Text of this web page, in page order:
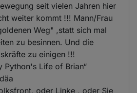
seit vielen Jahren hier
weiter kommt !!! Mann/Frau
Weg" ,statt sich mal
zu besinnen. Und die
zu einigen !!!
Python's Life of Brian“
oder Linke , oder Sie